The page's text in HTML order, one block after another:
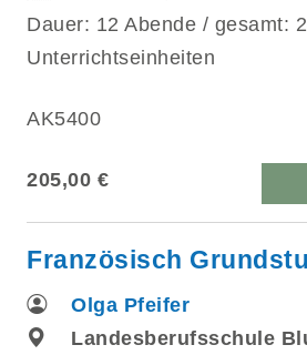
Dauer: 12 Abende / gesamt:
Unterrichtseinheiten
AK5400
205,00 €
Französisch
Olga Pfeifer
Landesberufsschule